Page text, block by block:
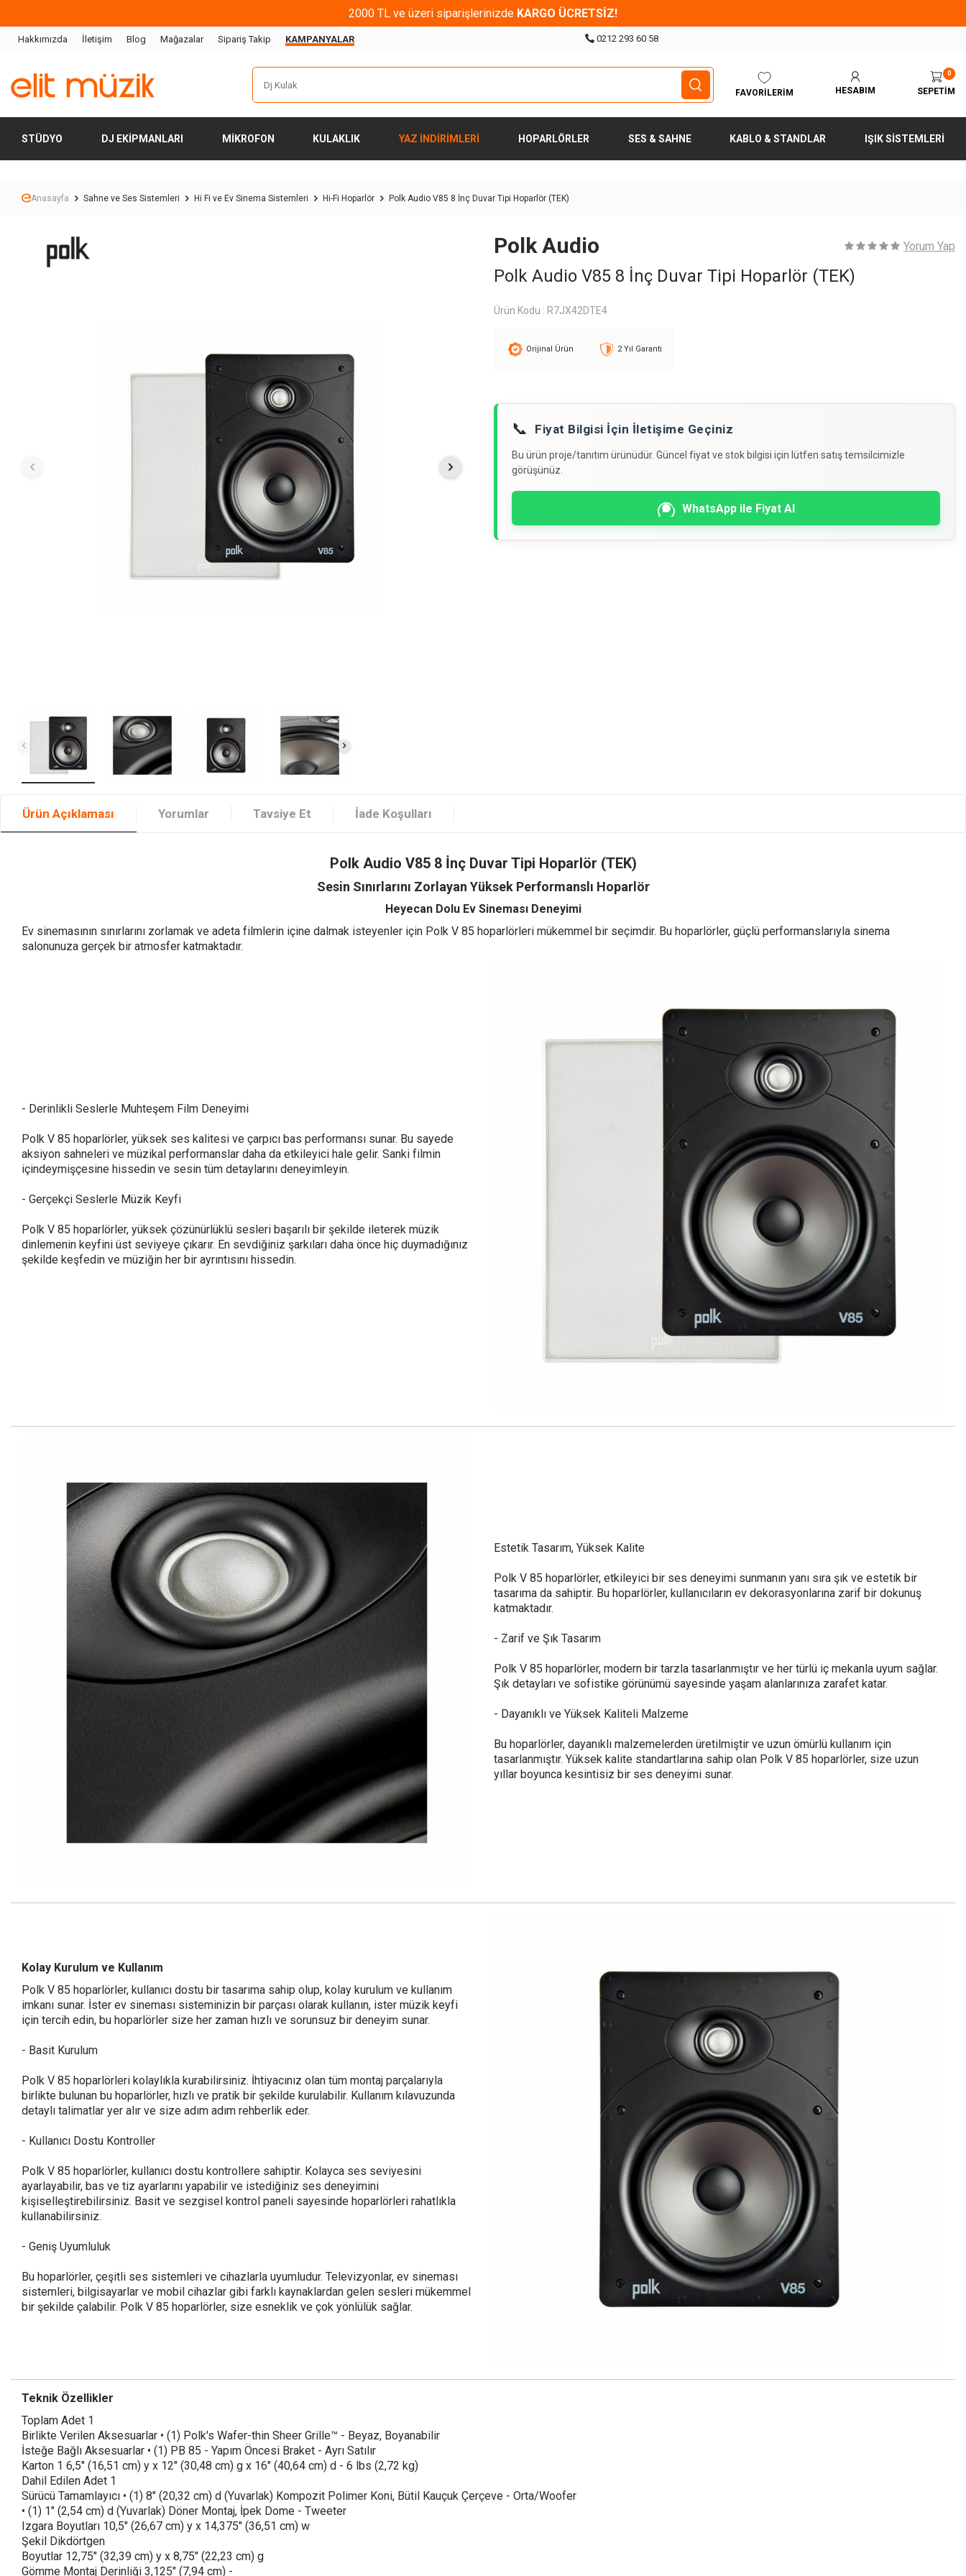
2000 TL ve üzeri siparişlerinizde KARGO ÜCRETSİZ!
Hakkımızda İletişim Blog Mağazalar Sipariş Takip KAMPANYALAR 0212 293 60 58
FAVORILERIM HESABIM
0
SEPETIM
STÜDYO DJ EKIPMANLARI MIKROFON KULAKLIK YAZ İNDİRİMLERİ HOPARLÖRLER SES & SAHNE KABLO & STANDLAR IŞIK SISTEMLERI
Anasayfa Sahne ve Ses Sistemleri Hi Fi ve Ev Sinema Sistemleri Hi-Fi Hoparlör Polk Audio V85 8 İnç Duvar Tipi Hoparlör (TEK)
Polk Audio Yorum Yap
Polk Audio V85 8 İnç Duvar Tipi Hoparlör (TEK)
Ürün Kodu : R7JX42DTE4
Orijinal Ürün 2 Yıl Garanti
📞 Fiyat Bilgisi İçin İletişime Geçiniz
Bu ürün proje/tanıtım ürünüdür. Güncel fiyat ve stok bilgisi için lütfen satış temsilcimizle
görüşünüz.
WhatsApp ile Fiyat Al
Ürün Açıklaması Yorumlar Tavsiye Et İade Koşulları
Polk Audio V85 8 İnç Duvar Tipi Hoparlör (TEK)
Sesin Sınırlarını Zorlayan Yüksek Performanslı Hoparlör
Heyecan Dolu Ev Sineması Deneyimi
Ev sinemasının sınırlarını zorlamak ve adeta filmlerin içine dalmak isteyenler için Polk V 85 hoparlörleri mükemmel bir seçimdir. Bu hoparlörler, güçlü performanslarıyla sinema
salonunuza gerçek bir atmosfer katmaktadır.
- Derinlikli Seslerle Muhteşem Film Deneyimi
Polk V 85 hoparlörler, yüksek ses kalitesi ve çarpıcı bas performansı sunar. Bu sayede
aksiyon sahneleri ve müzikal performanslar daha da etkileyici hale gelir. Sanki filmin
içindeymişçesine hissedin ve sesin tüm detaylarını deneyimleyin.
- Gerçekçi Seslerle Müzik Keyfi
Polk V 85 hoparlörler, yüksek çözünürlüklü sesleri başarılı bir şekilde ileterek müzik
dinlemenin keyfini üst seviyeye çıkarır. En sevdiğiniz şarkıları daha önce hiç duymadığınız
şekilde keşfedin ve müziğin her bir ayrıntısını hissedin.
Estetik Tasarım, Yüksek Kalite
Polk V 85 hoparlörler, etkileyici bir ses deneyimi sunmanın yanı sıra şık ve estetik bir
tasarıma da sahiptir. Bu hoparlörler, kullanıcıların ev dekorasyonlarına zarif bir dokunuş
katmaktadır.
- Zarif ve Şık Tasarım
Polk V 85 hoparlörler, modern bir tarzla tasarlanmıştır ve her türlü iç mekanla uyum sağlar.
Şık detayları ve sofistike görünümü sayesinde yaşam alanlarınıza zarafet katar.
- Dayanıklı ve Yüksek Kaliteli Malzeme
Bu hoparlörler, dayanıklı malzemelerden üretilmiştir ve uzun ömürlü kullanım için
tasarlanmıştır. Yüksek kalite standartlarına sahip olan Polk V 85 hoparlörler, size uzun
yıllar boyunca kesintisiz bir ses deneyimi sunar.
Kolay Kurulum ve Kullanım
Polk V 85 hoparlörler, kullanıcı dostu bir tasarıma sahip olup, kolay kurulum ve kullanım
imkanı sunar. İster ev sineması sisteminizin bir parçası olarak kullanın, ister müzik keyfi
için tercih edin, bu hoparlörler size her zaman hızlı ve sorunsuz bir deneyim sunar.
- Basit Kurulum
Polk V 85 hoparlörleri kolaylıkla kurabilirsiniz. İhtiyacınız olan tüm montaj parçalarıyla
birlikte bulunan bu hoparlörler, hızlı ve pratik bir şekilde kurulabilir. Kullanım kılavuzunda
detaylı talimatlar yer alır ve size adım adım rehberlik eder.
- Kullanıcı Dostu Kontroller
Polk V 85 hoparlörler, kullanıcı dostu kontrollere sahiptir. Kolayca ses seviyesini
ayarlayabilir, bas ve tiz ayarlarını yapabilir ve istediğiniz ses deneyimini
kişiselleştirebilirsiniz. Basit ve sezgisel kontrol paneli sayesinde hoparlörleri rahatlıkla
kullanabilirsiniz.
- Geniş Uyumluluk
Bu hoparlörler, çeşitli ses sistemleri ve cihazlarla uyumludur. Televizyonlar, ev sineması
sistemleri, bilgisayarlar ve mobil cihazlar gibi farklı kaynaklardan gelen sesleri mükemmel
bir şekilde çalabilir. Polk V 85 hoparlörler, size esneklik ve çok yönlülük sağlar.
Teknik Özellikler
Toplam Adet 1
Birlikte Verilen Aksesuarlar • (1) Polk's Wafer-thin Sheer Grille™ - Beyaz, Boyanabilir
İsteğe Bağlı Aksesuarlar • (1) PB 85 - Yapım Öncesi Braket - Ayrı Satılır
Karton 1 6,5" (16,51 cm) y x 12" (30,48 cm) g x 16" (40,64 cm) d - 6 lbs (2,72 kg)
Dahil Edilen Adet 1
Sürücü Tamamlayıcı • (1) 8" (20,32 cm) d (Yuvarlak) Kompozit Polimer Koni, Bütil Kauçuk Çerçeve - Orta/Woofer
• (1) 1" (2,54 cm) d (Yuvarlak) Döner Montaj, İpek Dome - Tweeter
Izgara Boyutları 10,5" (26,67 cm) y x 14,375" (36,51 cm) w
Şekil Dikdörtgen
Boyutlar 12,75" (32,39 cm) y x 8,75" (22,23 cm) g
Gömme Montaj Derinliği 3,125" (7,94 cm) -